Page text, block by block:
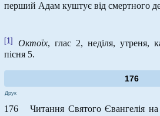
перший Адам куштує від смертного
[1] Октоїх, глас 2, неділя, утреня,
пісня 5.
176
Друк
176 Читання Святого Євангелія на